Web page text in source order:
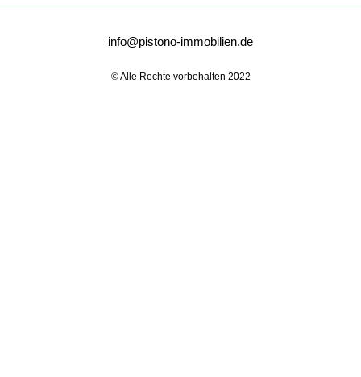
info@pistono-immobilien.de
© Alle Rechte vorbehalten 2022